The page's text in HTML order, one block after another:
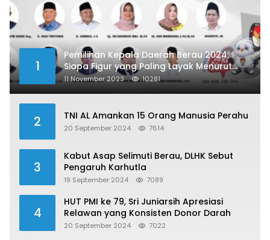
1
Pemilihan Kepala Daerah Berau 2024:
Siapa Figur yang Paling Layak Menurut
Publik?
11 November 2023 10281
2 TNI AL Amankan 15 Orang Manusia Perahu
20 September 2024 7614
3
Kabut Asap Selimuti Berau, DLHK Sebut
Pengaruh Karhutla
19 September 2024 7089
4
HUT PMI ke 79, Sri Juniarsih Apresiasi
Relawan yang Konsisten Donor Darah
20 September 2024 7022